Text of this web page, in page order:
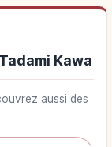
Kawa
aussi des